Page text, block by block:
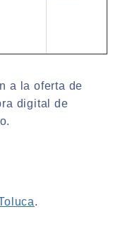
a la oferta de
digital de
.